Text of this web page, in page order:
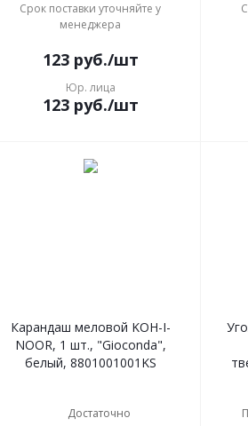
Срок поставки уточняйте у
менеджера
123руб./шт
Юр. лица
123руб./шт
Карандаш меловой KOH-I-
NOOR, 1 шт., "Gioconda",
белый, 8801001001KS
Достаточно